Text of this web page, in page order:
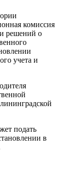
комиссия
решений о
учета и
подать
в